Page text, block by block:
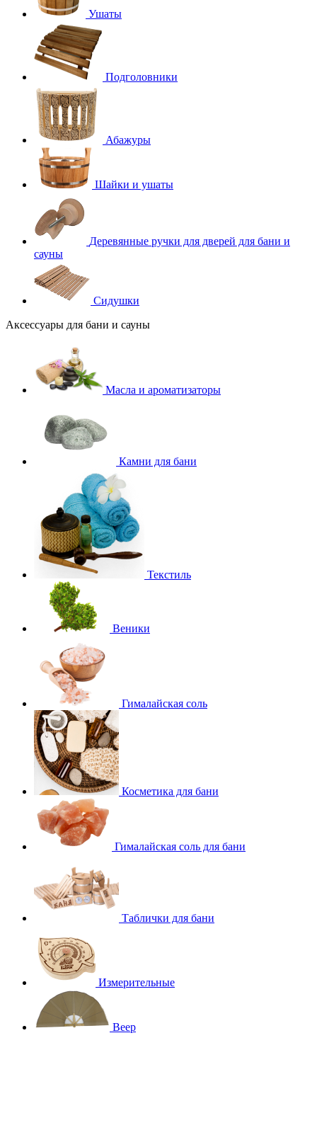
Ушаты
Подголовники
Абажуры
Шайки и ушаты
Деревянные ручки для дверей для бани и
сауны
Сидушки
Аксессуары для бани и сауны
Масла и ароматизаторы
Камни для бани
Текстиль
Веники
Гималайская соль
Косметика для бани
Гималайская соль для бани
Таблички для бани
Измерительные
Веер